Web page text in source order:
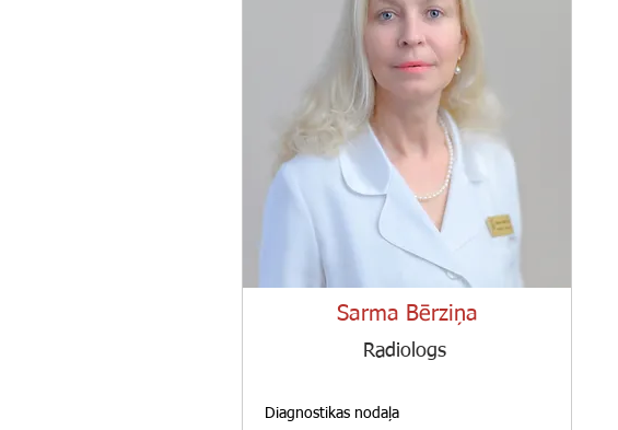
Sarma Bērziņa
Radiologs
Diagnostikas nodaļa